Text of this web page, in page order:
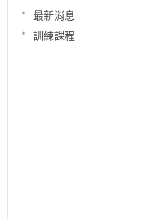
最新消息
訓練課程